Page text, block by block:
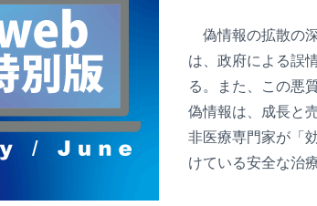
偽情報の拡散の
は、政府による誤
る。また、この悪
偽情報は、成長と
非医療専門家が「
けている安全な治